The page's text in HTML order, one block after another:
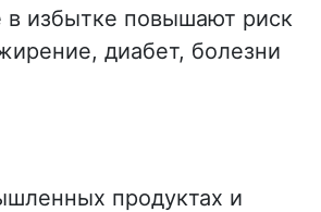
избытке повышают риск
диабет, болезни
продуктах и